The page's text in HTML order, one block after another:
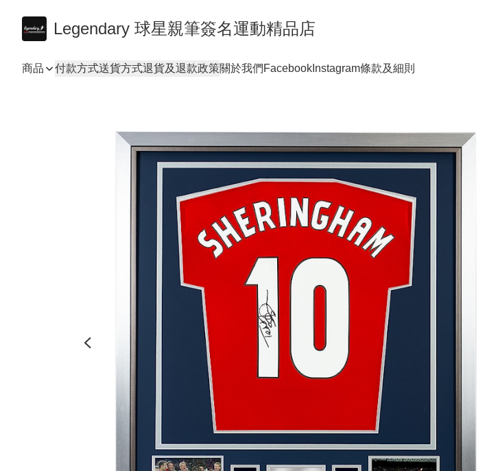
Legendary 球星親筆簽名運動精品店
商品 付款方式送貨方式退貨及退款政策關於我們 Facebook Instagram條款及細則